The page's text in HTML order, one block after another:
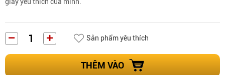
Sản phẩm yêu thích
THÊM VÀO